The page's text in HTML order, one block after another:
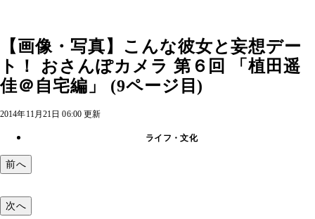
【画像・写真】こんな彼女と妄想デー
ト！ おさんぽカメラ 第６回 「植田遥
佳＠自宅編」 (9ページ目)
2014年11月21日 06:00 更新
ライフ・文化
前へ
次へ